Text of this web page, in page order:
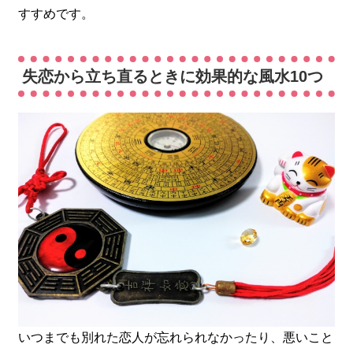
すすめです。
失恋から立ち直るときに効果的な風水10つ
いつまでも別れた恋人が忘れられなかったり、悪いこと